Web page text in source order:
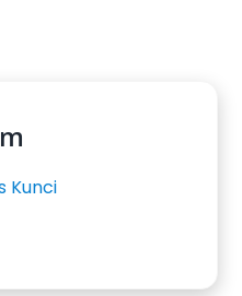
Kunci